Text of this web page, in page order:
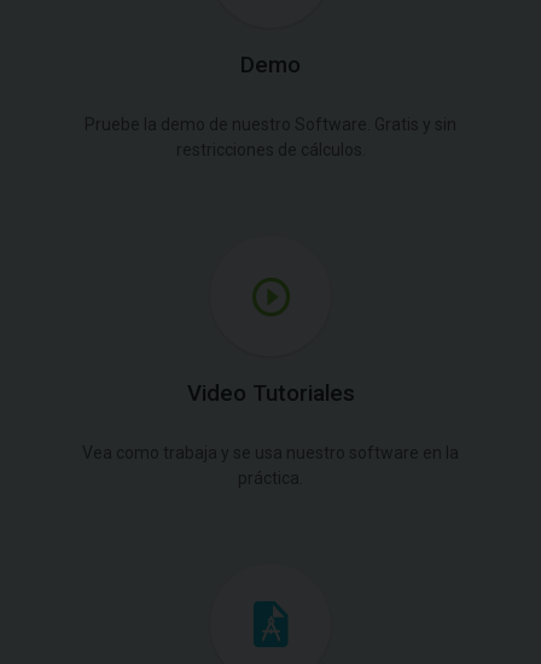
Demo
Pruebe la demo de nuestro Software. Gratis y sin
restricciones de cálculos.
Video Tutoriales
Vea como trabaja y se usa nuestro software en la
práctica.